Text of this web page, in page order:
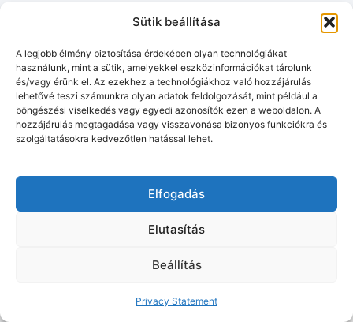
Sütik beállítása
A legjobb élmény biztosítása érdekében olyan technológiákat
használunk, mint a sütik, amelyekkel eszközinformációkat tárolunk
és/vagy érünk el. Az ezekhez a technológiákhoz való hozzájárulás
lehetővé teszi számunkra olyan adatok feldolgozását, mint például a
böngészési viselkedés vagy egyedi azonosítók ezen a weboldalon. A
hozzájárulás megtagadása vagy visszavonása bizonyos funkciókra és
szolgáltatásokra kedvezőtlen hatással lehet.
Elfogadás
Elutasítás
Beállítás
Privacy Statement
Munipolis Adatvédelmi tájékoztatóImpresszum
© Murakeresztúr község honlapja2026• Készítette:Tóth Gergő